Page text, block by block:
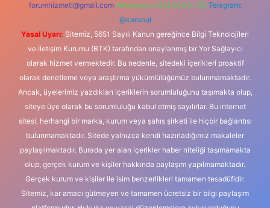
forumhizmeti@gmail.com Whatsapp: 0262 606 0 726 Telegram:
@karabul
Yasal Uyarı: Sitemiz, 5651 Sayılı Kanun gereğince Bilgi Teknolojileri
ve İletişim Kurumu (BTK) tarafından onaylanmış bir Yer Sağlayıcı
olarak hizmet vermektedir. Bu nedenle, sitedeki içerikleri proaktif
olarak denetleme veya araştırma yükümlülüğümüz bulunmamaktadır.
Ancak, üyelerimiz yazdıkları içeriklerin sorumluluğunu taşımakta olup,
siteye üye olarak bu sorumluluğu kabul etmiş sayılırlar. Bu internet
sitesi, herhangi bir marka, kurum veya şahıs şirketi ile hiçbir bağlantısı
bulunmamaktadır. Sitede yalnızca kendi hazırladığımız makaleler
paylaşılmaktadır. Burada yer alan içerikler haber niteliği taşımamakta
olup, gerçek kurum ve kişiler hakkında paylaşım yapılmamaktadır.
Gerçek kurum ve kişiler ile isim benzerlikleri tamamen tesadüfidir.
Sitemiz, kar amacı gütmeyen ve tamamen ücretsiz bir bilgi paylaşım